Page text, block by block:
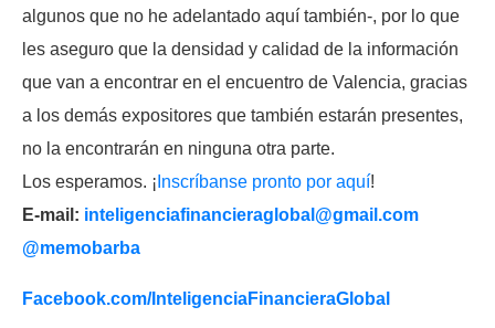
algunos que no he adelantado aquí también-, por lo que
les aseguro que la densidad y calidad de la información
que van a encontrar en el encuentro de Valencia, gracias
a los demás expositores que también estarán presentes,
no la encontrarán en ninguna otra parte.
Los esperamos. ¡ Inscríbanse pronto por aquí!
E-mail: inteligenciafinancieraglobal@gmail.com
@memobarba
Facebook.com/ InteligenciaFinancieraGlobal